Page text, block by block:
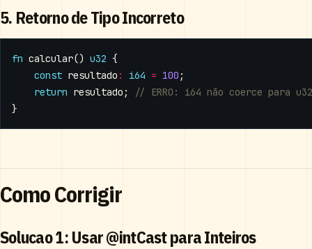
5. Retorno de Tipo Incorreto
fn calcular() u32 {
const resultado : i64 = 100 ;
return resultado ;
}
Como Corrigir
Solucao 1: Usar @intCast para Inteiros